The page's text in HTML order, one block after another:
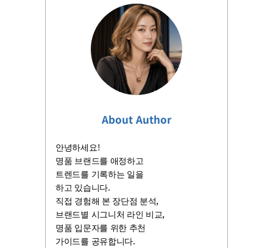
About Author
안녕하세요!
명품 브랜드를 애정하고
트렌드를 기록하는 일을
하고 있습니다.
직접 경험해 본 장단점 분석,
브랜드별 시그니처 라인 비교,
명품 입문자를 위한 추천
가이드를 공유합니다.